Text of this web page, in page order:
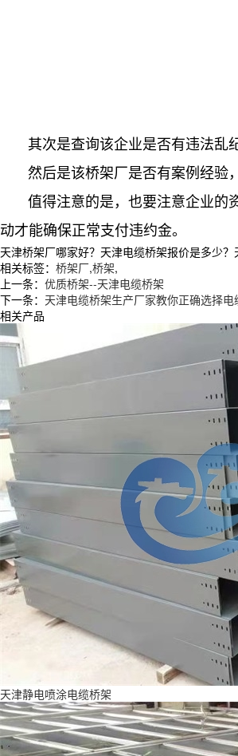
其次是查询该企业是否有违法乱纪
然后是该桥架厂是否有案例经验，
值得注意的是，也要注意企业的资
动才能确保正常支付违约金。
天津桥架厂哪家好？天津电缆桥架报价是多少
相关标签： 桥架厂,桥架,
上一条： 优质桥架--天津电缆桥架
下一条： 天津电缆桥架生产厂家教你正确选择电
相关产品
天津静电喷涂电缆桥架